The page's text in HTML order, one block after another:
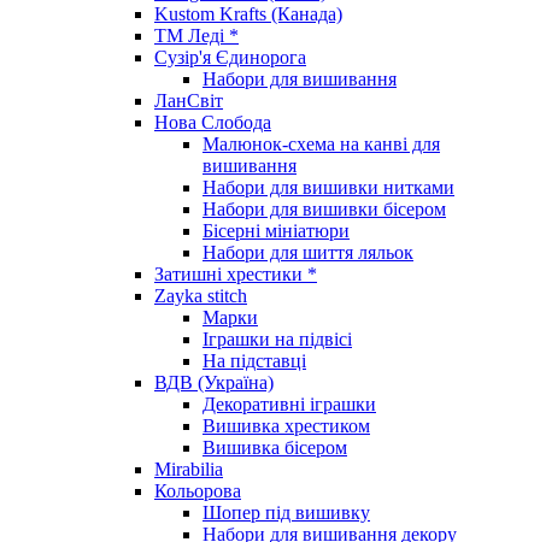
Kustom Krafts (Канада)
ТМ Леді *
Сузір'я Єдинорога
Набори для вишивання
ЛанСвіт
Нова Слобода
Малюнок-схема на канві для
вишивання
Набори для вишивки нитками
Набори для вишивки бісером
Бісерні мініатюри
Набори для шиття ляльок
Затишні хрестики *
Zayka stitch
Марки
Іграшки на підвісі
На підставці
ВДВ (Україна)
Декоративні іграшки
Вишивка хрестиком
Вишивка бісером
Mirabilia
Кольорова
Шопер під вишивку
Набори для вишивання декору